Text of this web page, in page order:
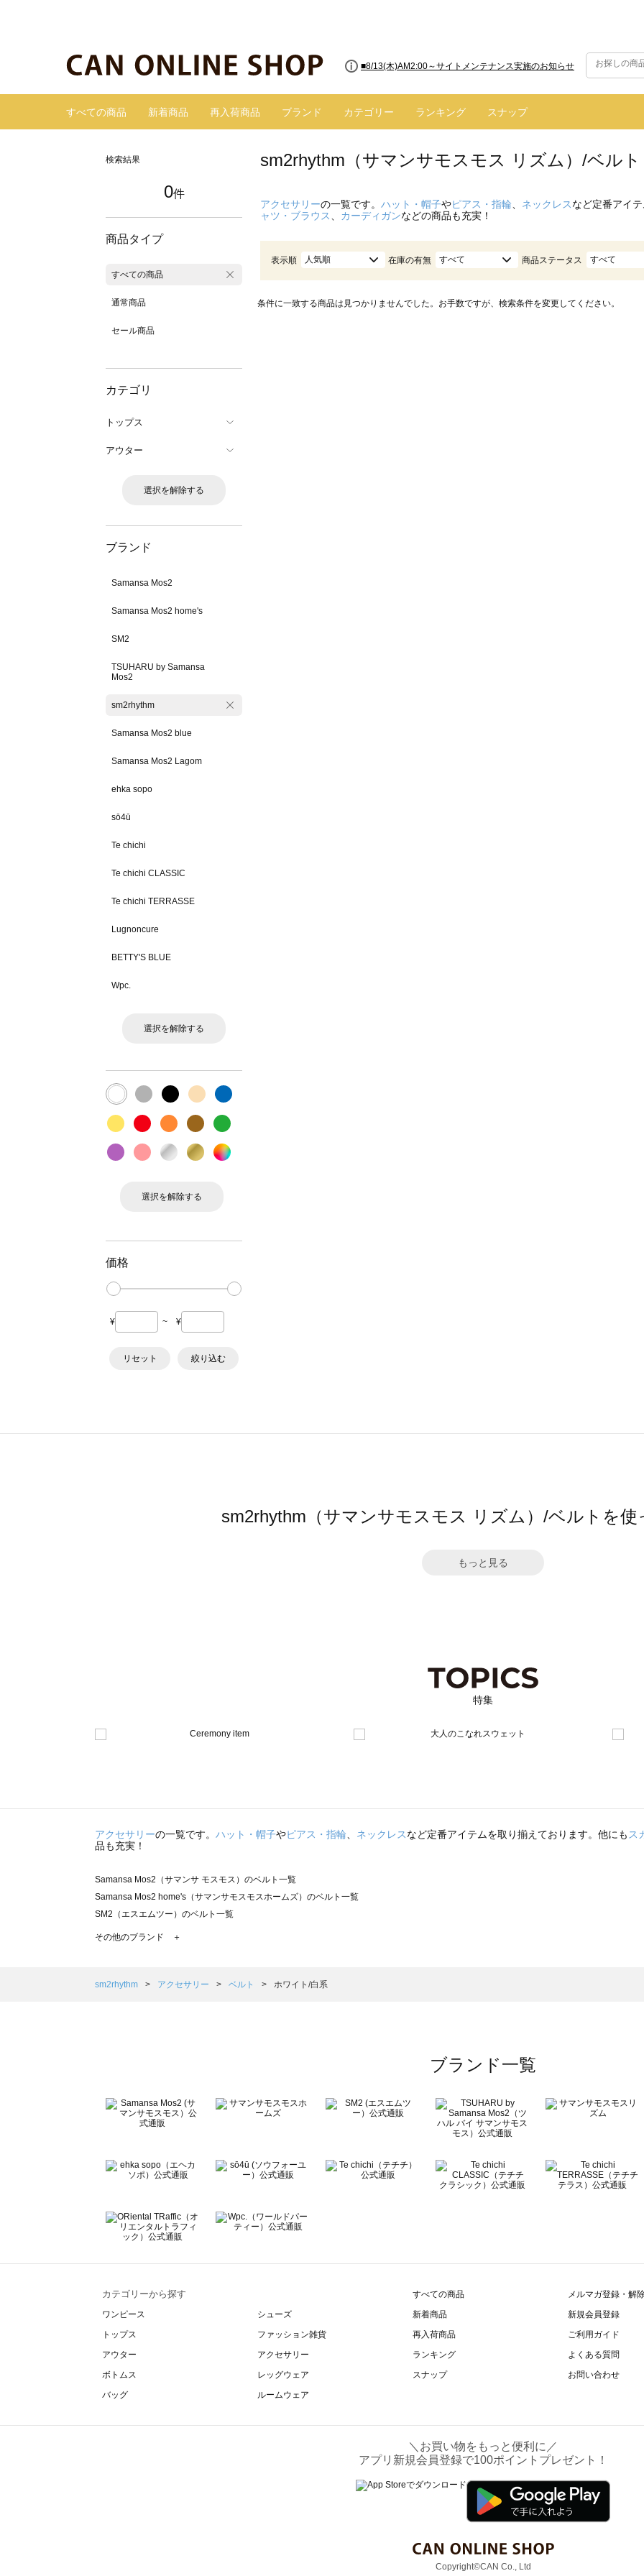
■8/13(木)AM2:00～サイトメンテナンス実施のお知らせ
すべての商品 新着商品 再入荷商品 ブランド カテゴリー ランキング スナップ
検索結果
0件
商品タイプ
すべての商品
通常商品
セール商品
カテゴリ
トップス
アウター
選択を解除する
ブランド
Samansa Mos2
Samansa Mos2 home's
SM2
TSUHARU by Samansa
Mos2
sm2rhythm
Samansa Mos2 blue
Samansa Mos2 Lagom
ehka sopo
sō4ū
Te chichi
Te chichi CLASSIC
Te chichi TERRASSE
Lugnoncure
BETTY'S BLUE
Wpc.
選択を解除する
選択を解除する
価格
¥ ~ ¥
リセット 絞り込む
sm2rhythm（サマンサモスモス リズム）/ベルト
アクセサリーの一覧です。 ハット・帽子やピアス・指輪 ネックレスなど定番アイ
ャツ・ブラウス
カーディガンなどの商品も充実！
表示順 人気順 在庫の有無 すべて 商品ステータス すべて
条件に一致する商品は見つかりませんでした。お手数ですが、検索条件を変更してください。
sm2rhythm（サマンサモスモス リズム）/ベルトを
もっと見る
特集
アクセサリーの一覧です。 ハット・帽子やピアス・指輪 ネックレスなど定番アイテムを取り揃えております。他にも ス
品も充実！
Samansa Mos2（サマンサ モスモス）のベルト一覧
Samansa Mos2 home's（サマンサモスモスホームズ）のベルト一覧
SM2（エスエムツー）のベルト一覧
TSUHARU by Samansa Mos2（ツハルバイサマンサモスモス）のベルト一覧
Samansa Mos2 Lagom（サマンサモスモス ラーゴム）のベルト一覧
BETTY'S BLUE（べティーズブルー）のベルト一覧
Wpc.（ワールドパーティー）のベルト一覧
その他のブランド ＋
sm2rhythm アクセサリー ベルト ホワイト/白系
ブランド一覧
カテゴリーから探す
ワンピース
トップス
アウター
ボトムス
バッグ
シューズ
ファッション雑貨
アクセサリー
レッグウェア
ルームウェア
すべての商品
新着商品
再入荷商品
ランキング
スナップ
メルマガ登録・解
新規会員登録
ご利用ガイド
よくある質問
お問い合わせ
＼お買い物をもっと便利に／
アプリ新規会員登録で100ポイントプレゼント！
Copyright©CAN Co., Ltd